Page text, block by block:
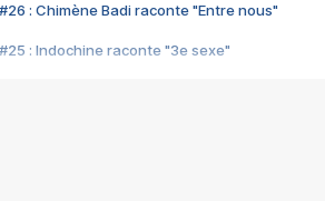
#26 : Chimène Badi raconte "Entre nous"
#25 : Indochine raconte "3e sexe"